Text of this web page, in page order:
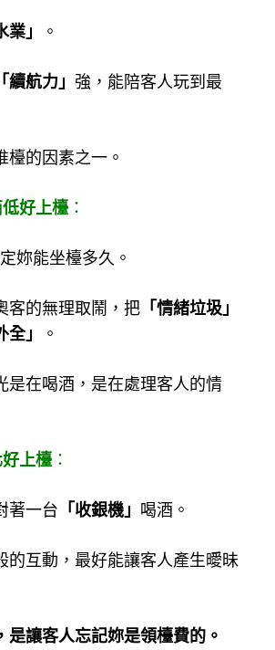
業」 。
「續航力」 強，能陪客人玩到最
檯的因素之一。
好上檯 ：
妳能坐檯多久。
客的無理取鬧，把 「情緒垃圾」
全」 。
是在喝酒，是在處理客人的情
上檯 ：
著一台 「收銀機」 喝酒。
的互動，最好能讓客人產生曖昧
是讓客人忘記妳是領檯費的。